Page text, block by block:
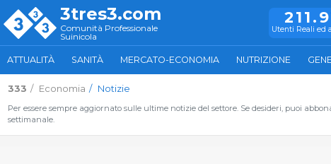
3tres3.com
Comunità Professionale
Suinicola
Utenti Reali ed
ATTUALITÀ SANITÀ MERCATO-ECONOMIA NUTRIZIONE
333 Economia Notizie
Per essere sempre aggiornato sulle ultime notizie del settore. Se desideri, puoi
settimanale.